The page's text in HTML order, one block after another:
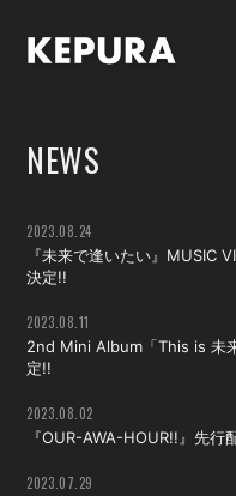
SCHEDULE
VIDEO
PROFILE
FC限定 PHOTO
FC限定 Q&A
NEWS
2023.08.24
『未来で逢いたい』MUSIC
決定!!
2023.08.11
2nd Mini Album「This is 未
定!!
2023.08.02
『OUR-AWA-HOUR!!』先行
2023.07.29